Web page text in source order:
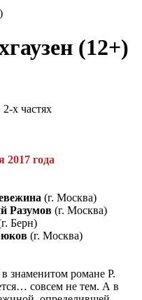
(12+)
х частях
2017 года
(г. Москва)
Разумов (г. Москва)
Берн)
(г. Москва)
знаменитом романе Р.
совсем не тем. А в